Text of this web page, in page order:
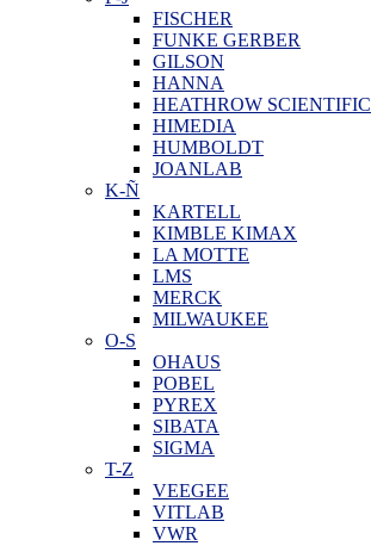
FISCHER
FUNKE GERBER
GILSON
HANNA
HEATHROW SCIENTIFIC
HIMEDIA
HUMBOLDT
JOANLAB
K-Ñ
KARTELL
KIMBLE KIMAX
LA MOTTE
LMS
MERCK
MILWAUKEE
O-S
OHAUS
POBEL
PYREX
SIBATA
SIGMA
T-Z
VEEGEE
VITLAB
VWR